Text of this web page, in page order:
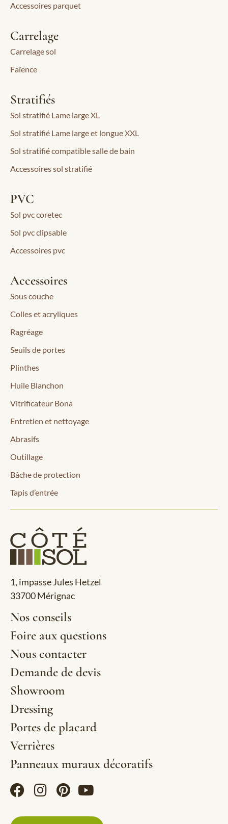
Accessoires parquet
Carrelage
Carrelage sol
Faïence
Stratifiés
Sol stratifié Lame large XL
Sol stratifié Lame large et longue XXL
Sol stratifié compatible salle de bain
Accessoires sol stratifié
PVC
Sol pvc coretec
Sol pvc clipsable
Accessoires pvc
Accessoires
Sous couche
Colles et acryliques
Ragréage
Seuils de portes
Plinthes
Huile Blanchon
Vitrificateur Bona
Entretien et nettoyage
Abrasifs
Outillage
Bâche de protection
Tapis d’entrée
1, impasse Jules Hetzel
33700 Mérignac
Nos conseils
Foire aux questions
Nous contacter
Demande de devis
Showroom
Dressing
Portes de placard
Verrières
Panneaux muraux décoratifs